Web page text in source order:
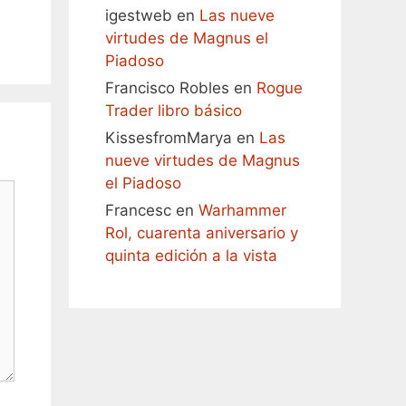
igestweb en Las nueve
virtudes de Magnus el
Piadoso
Francisco Robles en Rogue
Trader libro básico
KissesfromMarya en Las
nueve virtudes de Magnus
el Piadoso
Francesc en Warhammer
Rol, cuarenta aniversario y
quinta edición a la vista